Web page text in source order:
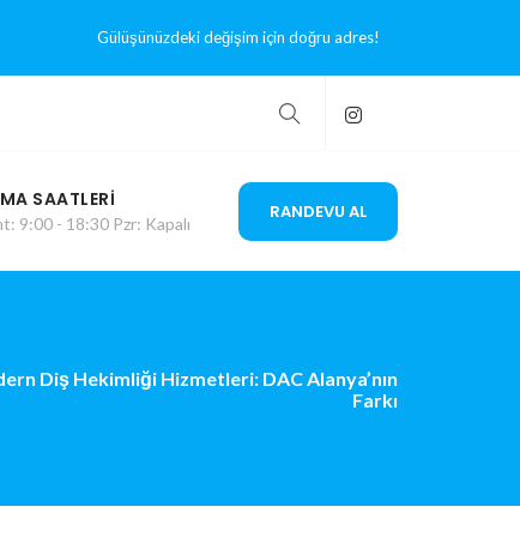
Gülüşünüzdeki değişim için doğru adres!
SAATLERI
9:00 - 18:30 Pzr: Kapalı
RANDEVU AL
Diş Hekimliği Hizmetleri: DAC Alanya’nın
Farkı